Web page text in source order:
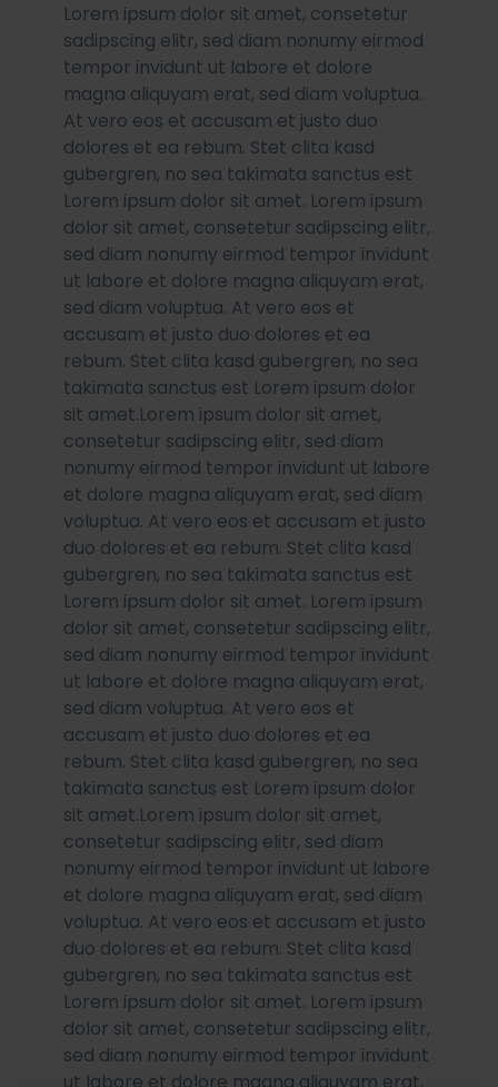
Lorem ipsum dolor sit amet, consetetur
sadipscing elitr, sed diam nonumy eirmod
tempor invidunt ut labore et dolore
magna aliquyam erat, sed diam voluptua.
At vero eos et accusam et justo duo
dolores et ea rebum. Stet clita kasd
gubergren, no sea takimata sanctus est
Lorem ipsum dolor sit amet. Lorem ipsum
dolor sit amet, consetetur sadipscing elitr,
sed diam nonumy eirmod tempor invidunt
ut labore et dolore magna aliquyam erat,
sed diam voluptua. At vero eos et
accusam et justo duo dolores et ea
rebum. Stet clita kasd gubergren, no sea
takimata sanctus est Lorem ipsum dolor
sit amet.Lorem ipsum dolor sit amet,
consetetur sadipscing elitr, sed diam
nonumy eirmod tempor invidunt ut labore
et dolore magna aliquyam erat, sed diam
voluptua. At vero eos et accusam et justo
duo dolores et ea rebum. Stet clita kasd
gubergren, no sea takimata sanctus est
Lorem ipsum dolor sit amet. Lorem ipsum
dolor sit amet, consetetur sadipscing elitr,
sed diam nonumy eirmod tempor invidunt
ut labore et dolore magna aliquyam erat,
sed diam voluptua. At vero eos et
accusam et justo duo dolores et ea
rebum. Stet clita kasd gubergren, no sea
takimata sanctus est Lorem ipsum dolor
sit amet.Lorem ipsum dolor sit amet,
consetetur sadipscing elitr, sed diam
nonumy eirmod tempor invidunt ut labore
et dolore magna aliquyam erat, sed diam
voluptua. At vero eos et accusam et justo
duo dolores et ea rebum. Stet clita kasd
gubergren, no sea takimata sanctus est
Lorem ipsum dolor sit amet. Lorem ipsum
dolor sit amet, consetetur sadipscing elitr,
sed diam nonumy eirmod tempor invidunt